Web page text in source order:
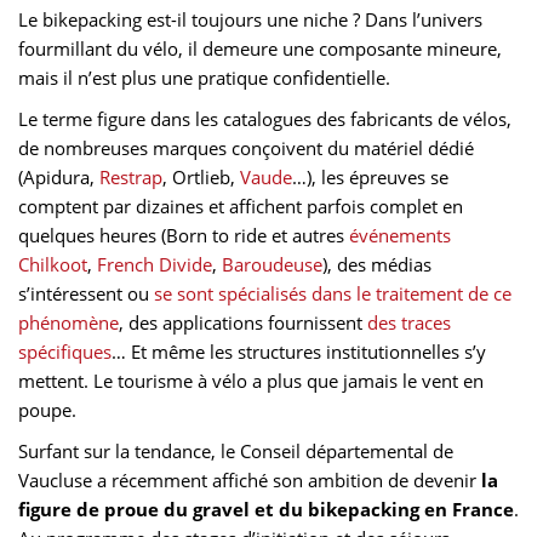
Le bikepacking est-il toujours une niche ? Dans l’univers
fourmillant du vélo, il demeure une composante mineure,
mais il n’est plus une pratique confidentielle.
Le terme figure dans les catalogues des fabricants de vélos,
de nombreuses marques conçoivent du matériel dédié
(Apidura, Restrap, Ortlieb, Vaude…), les épreuves se
comptent par dizaines et affichent parfois complet en
quelques heures (Born to ride et autres événements
Chilkoot, French Divide, Baroudeuse), des médias
s’intéressent ou se sont spécialisés dans le traitement de ce
phénomène, des applications fournissent des traces
spécifiques… Et même les structures institutionnelles s’y
mettent. Le tourisme à vélo a plus que jamais le vent en
poupe.
Surfant sur la tendance, le Conseil départemental de
Vaucluse a récemment affiché son ambition de devenir la
figure de proue du gravel et du bikepacking en France.